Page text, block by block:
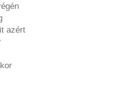
azért